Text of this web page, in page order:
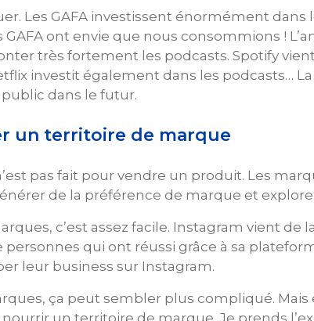
Les GAFA investissent énormément
ont envie que nous consommions !
très fortement les podcasts. Spotify
investit également dans les podcasts…
dans le futur.
un territoire de marque
pas fait pour vendre un produit. Les
de la préférence de marque et
c’est assez facile. Instagram vient
personnes qui ont réussi grâce à sa
leur business sur Instagram.
ça peut sembler plus compliqué.
un territoire de marque. Je prends